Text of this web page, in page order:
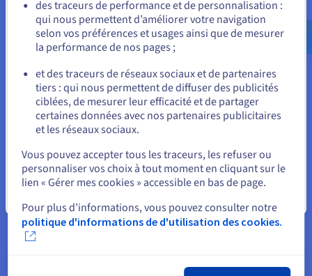
accrue et d'un contrôle disponible.
Sécurité et conformité
réglementées, la nécessité de créer une sécurité de disque est
primordiale. La nature dédiée d'un cloud privé offre une
isolation maximale, vous permettant de mettre en œuvre des
protocoles de sécurité granulaires de bout en bout sans
dépendre du cadre de sécurité partagé d'un fournisseur.
Créer ce niveau de contrôle est souvent une exigence non
négociable pour répondre à des mandats stricts comme
HIPAA, GDPR ou des lois spécifiques sur la souveraineté des
fonctionne sur un modèle de responsabilité partagée, ce qui
signifie que vous partagez toujours des caractéristiques
matérielles physiques avec d'autres.
Performance et Prévisibilité
us.ovhcloud.com/learn Anglais USD - $
ou
Rester sur le site actuel
Sélectionner un autre site web
des traceurs de performance et de personnalisation :
qui nous permettent d’améliorer votre navigation
selon vos préférences et usages ainsi que de mesurer
la performance de nos pages ;
et des traceurs de réseaux sociaux et de partenaires
tiers : qui nous permettent de diffuser des publicités
ciblées, de mesurer leur efficacité et de partager
certaines données avec nos partenaires publicitaires
et les réseaux sociaux.
Vous pouvez accepter tous les traceurs, les refuser ou
personnaliser vos choix à tout moment en cliquant sur le
lien « Gérer mes cookies » accessible en bas de page.
Pour plus d’informations, vous pouvez consulter notre
politique d'informations de d'utilisation des cookies.